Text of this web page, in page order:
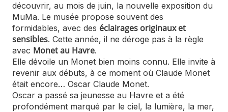
découvrir, au mois de juin, la nouvelle exposition du
MuMa. Le musée propose souvent des
formidables, avec des éclairages originaux et
sensibles. Cette année, il ne déroge pas à la règle
avec Monet au Havre.
Elle dévoile un Monet bien moins connu. Elle invite à
revenir aux débuts, à ce moment où Claude Monet
était encore… Oscar Claude Monet.
Oscar a passé sa jeunesse au Havre et a été
profondément marqué par le ciel, la lumière, la mer,